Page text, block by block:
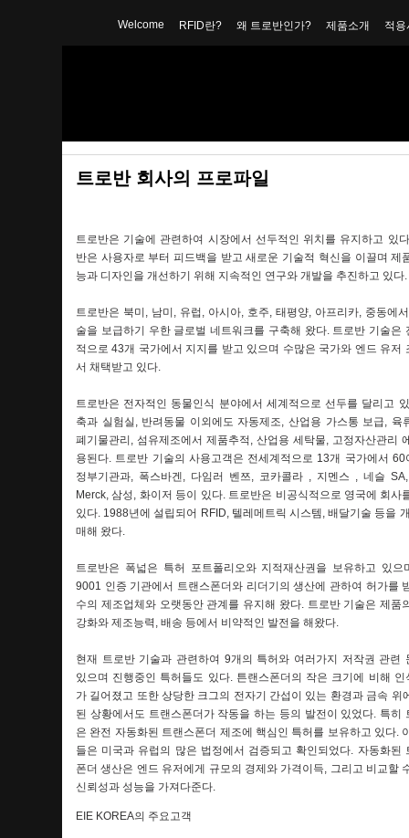
Welcome RFID란? 왜 트로반인가? 제품소개 적용
트로반 회사의 프로파일
트로반은 기술에 관련하여 시장에서 선두적인 위치를 유지하고 있
반은 사용자로 부터 피드백을 받고 새로운 기술적 혁신을 이끌며 제
능과 디자인을 개선하기 위해 지속적인 연구와 개발을 추진하고 있다.
트로반은 북미, 남미, 유럽, 아시아, 호주, 태평양, 아프리카, 중동에
술을 보급하기 우한 글로벌 네트워크를 구축해 왔다. 트로반 기술은
적으로 43개 국가에서 지지를 받고 있으며 수많은 국가와 엔드 유저
서 채택받고 있다.
트로반은 전자적인 동물인식 분야에서 세계적으로 선두를 달리고
축과 실험실, 반려동물 이외에도 자동제조, 산업용 가스통 보급, 육
폐기물관리, 섬유제조에서 제품추적, 산업용 세탁물, 고정자산관리
용된다. 트로반 기술의 사용고객은 전세계적으로 13개 국가에서 60
정부기관과, 폭스바겐, 다임러 벤쯔, 코카콜라 , 지멘스 , 네슬
Merck, 삼성, 화이저 등이 있다. 트로반은 비공식적으로 영국에 회사
있다. 1988년에 설립되어 RFID, 텔레메트릭 시스템, 배달기술 등을
매해 왔다.
트로반은 폭넓은 특허 포트폴리오와 지적재산권을 보유하고 있으
9001 인증 기관에서 트랜스폰더와 리더기의 생산에 관하여 허가를
수의 제조업체와 오랫동안 관계를 유지해 왔다. 트로반 기술은 제품
강화와 제조능력, 배송 등에서 비약적인 발전을 해왔다.
현재 트로반 기술과 관련하여 9개의 특허와 여러가지 저작권 관련
있으며 진행중인 특허들도 있다. 튼랜스폰더의 작은 크기에 비해 인
가 길어졌고 또한 상당한 크그의 전자기 간섭이 있는 환경과 금속 위
된 상황에서도 트랜스폰더가 작동을 하는 등의 발전이 있었다. 특히
은 완전 자동화된 트랜스폰더 제조에 핵심인 특허를 보유하고 있다.
들은 미국과 유럽의 많은 법정에서 검증되고 확인되었다. 자동화된
폰더 생산은 엔드 유저에게 규모의 경제와 가격이득, 그리고 비교할
신뢰성과 성능을 가져다준다.
EIE KOREA의 주요고객